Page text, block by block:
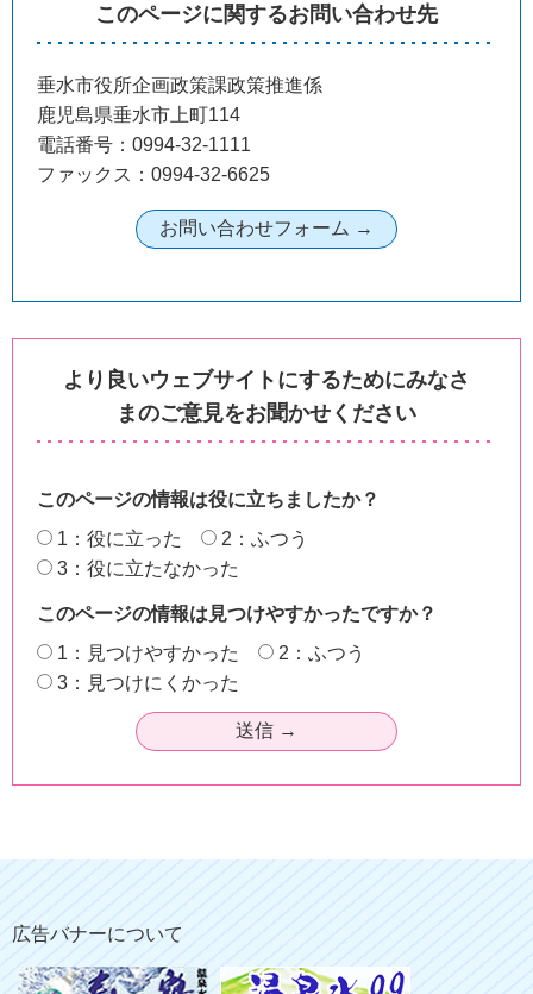
このページに関するお問い合わせ先
垂水市役所企画政策課政策推進係
鹿児島県垂水市上町114
電話番号：0994-32-1111
ファックス：0994-32-6625
より良いウェブサイトにするためにみなさ
まのご意見をお聞かせください
このページの情報は役に立ちましたか？
1：役に立った
2：ふつう
3：役に立たなかった
このページの情報は見つけやすかったですか？
1：見つけやすかった
2：ふつう
3：見つけにくかった
広告バナーについて